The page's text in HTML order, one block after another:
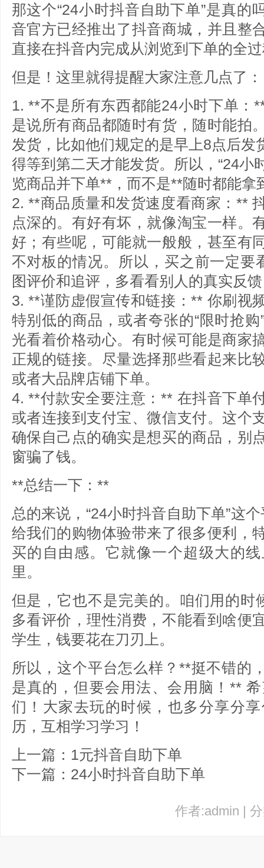
那这个“24小时抖音自助下单”是真的
音官方已经推出了抖音商城，并且整
直接在抖音内完成从浏览到下单的全
但是！这里就得提醒大家注意几点了：
1. **不是所有东西都能24小时下单：
是说所有商品都随时有货，随时能拍
发货，比如他们规定的是早上8点后发
得等到第二天才能发货。所以，“24小
览商品并下单**，而不是**随时都能拿
2. **商品质量和发货速度看商家：**
点深的。有好有坏，就像淘宝一样。
好；有些呢，可能就一般般，甚至有
不对板的情况。所以，买之前一定要
图评价和追评，多看看别人的真实反
3. **谨防虚假宣传和链接：** 你刷视
特别低的商品，或者夸张的“限时抢
光看着价格动心。有时候可能是商家
正规的链接。尽量选择那些看起来比
或者大品牌店铺下单。
4. **付款安全要注意：** 在抖音下单
或者连接到支付宝、微信支付。这个
确保自己点的确实是想买的商品，别
窗骗了钱。
**总结一下：**
总的来说，“24小时抖音自助下单”这
给我们的购物体验带来了很多便利，
买的自由感。它就像一个超级大的
里。
但是，它也不是完美的。咱们用的时
多看评价，理性消费，不能看到啥便
学生，钱要花在刀刃上。
所以，这个平台怎么样？**挺不错的
是真的，但要会用法、会用脑！**
们！大家去玩的时候，也多分享分
历，互相学习学习！
上一篇：1元抖音自助下单
下一篇：24小时抖音自助下单
作者:admin |